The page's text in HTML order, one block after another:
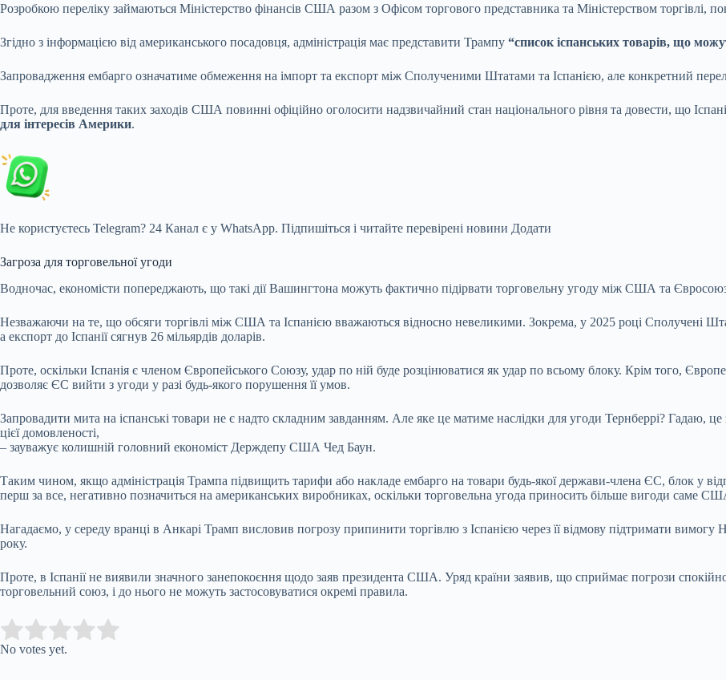
Розробкою переліку займаються Міністерство фінансів США разом з Офісом торгового представника та Міністерством торгівлі,
Згідно з інформацією від американського посадовця, адміністрація має представити Трампу “список іспанських товарів, що
Запровадження ембарго означатиме обмеження на імпорт та експорт між Сполученими Штатами та Іспанією, але конкретний
Проте, для введення таких заходів США повинні офіційно оголосити надзвичайний стан національного рівня та довести, що
для інтересів Америки.
Не користуєтесь Telegram? 24 Канал є у WhatsApp. Підпишіться і читайте перевірені новини Додати
Загроза для торговельної угоди
Водночас, економісти попереджають, що такі дії Вашингтона можуть фактично підірвати торговельну угоду між США та
Незважаючи на те, що обсяги торгівлі між США та Іспанією вважаються відносно невеликими. Зокрема, у 2025 році Сполучені
а експорт до Іспанії сягнув 26 мільярдів доларів.
Проте, оскільки Іспанія є членом Європейського Союзу, удар по ній буде розцінюватися як удар по всьому блоку. Крім того,
дозволяє ЄС вийти з угоди у разі будь-якого порушення її умов.
Запровадити мита на іспанські товари не є надто складним завданням. Але яке це матиме наслідки для угоди Тернберрі? Гадаю,
цієї домовленості,
– зауважує колишній головний економіст Держдепу США Чед Баун.
Таким чином, якщо адміністрація Трампа підвищить тарифи або накладе ембарго на товари будь-якої держави-члена ЄС, блок у
перш за все, негативно позначиться на американських виробниках, оскільки торговельна угода приносить більше вигоди саме
Нагадаємо, у середу вранці в Анкарі Трамп висловив погрозу припинити торгівлю з Іспанією через її відмову підтримати
року.
Проте, в Іспанії не виявили значного занепокоєння щодо заяв президента США. Уряд країни заявив, що сприймає погрози
торговельний союз, і до нього не можуть застосовуватися окремі правила.
Rate this item:
No votes yet.